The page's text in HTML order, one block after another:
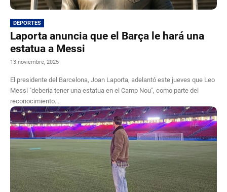
DEPORTES
Laporta anuncia que el Barça le hará una
estatua a Messi
13 noviembre, 2025
El presidente del Barcelona, Joan Laporta, adelantó este jueves que Leo
Messi "debería tener una estatua en el Camp Nou", como parte del
reconocimiento...